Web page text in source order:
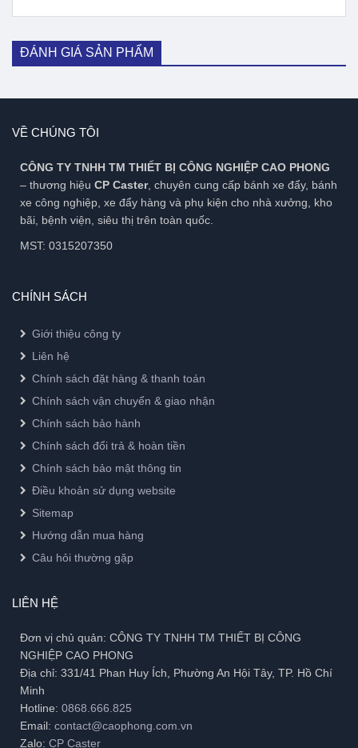
ĐÁNH GIÁ SẢN PHẨM
VỀ CHÚNG TÔI
CÔNG TY TNHH TM THIẾT BỊ CÔNG NGHIỆP CAO PHONG
– thương hiệu CP Caster, chuyên cung cấp bánh xe đẩy, bánh
xe công nghiệp, xe đẩy hàng và phụ kiện cho nhà xưởng, kho
bãi, bệnh viện, siêu thị trên toàn quốc.
MST: 0315207350
CHÍNH SÁCH
Giới thiệu công ty
Liên hệ
Chính sách đặt hàng & thanh toán
Chính sách vận chuyển & giao nhận
Chính sách bảo hành
Chính sách đổi trả & hoàn tiền
Chính sách bảo mật thông tin
Điều khoản sử dụng website
Sitemap
Hướng dẫn mua hàng
Câu hỏi thường gặp
LIÊN HỆ
Đơn vị chủ quản: CÔNG TY TNHH TM THIẾT BỊ CÔNG
NGHIỆP CAO PHONG
Địa chỉ: 331/41 Phan Huy Ích, Phường An Hội Tây, TP. Hồ Chí
Minh
Hotline: 0868.666.825
Email: contact@caophong.com.vn
Zalo: CP Caster